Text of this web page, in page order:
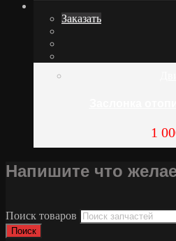
Заказать
1
Напишите что
Поиск товаров
Поиск